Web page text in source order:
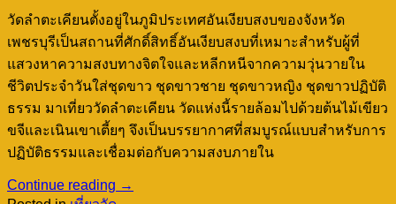
วัดลำตะเคียนตั้งอยู่ในภูมิประเทศอันเงียบสงบของจังหวัด
เพชรบุรีเป็นสถานที่ศักดิ์สิทธิ์อันเงียบสงบที่เหมาะสำหรับผู้ที่
แสวงหาความสงบทางจิตใจและหลีกหนีจากความวุ่นวายใน
ชีวิตประจำวันใส่ชุดขาว ชุดขาวชาย ชุดขาวหญิง ชุดขาวปฏิบัติ
ธรรม มาเที่ยววัดลำตะเคียน วัดแห่งนี้รายล้อมไปด้วยต้นไม้เขียว
ขจีและเนินเขาเตี้ยๆ จึงเป็นบรรยากาศที่สมบูรณ์แบบสำหรับการ
ปฏิบัติธรรมและเชื่อมต่อกับความสงบภายใน
Continue reading →